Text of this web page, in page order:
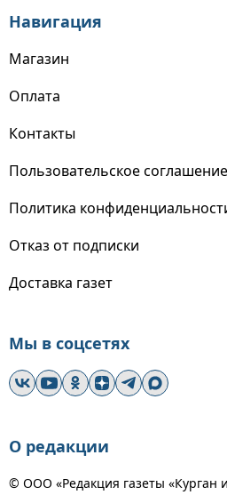
Навигация
Магазин
Оплата
Контакты
Пользовательское соглашение
Политика
Отказ от подписки
Доставка газет
Мы в соцсетях
О редакции
© ООО «Редакция газеты «Курган